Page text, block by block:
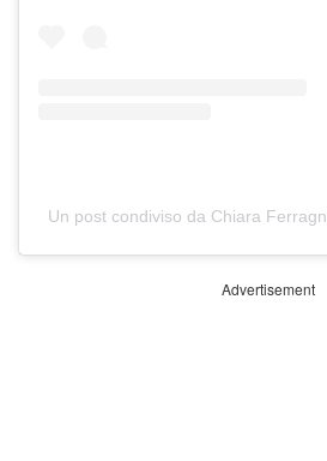
Un post condiviso da Chiara
Advertisement